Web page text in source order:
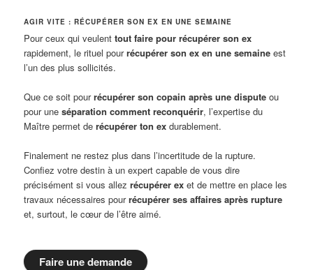
AGIR VITE : RÉCUPÉRER SON EX EN UNE SEMAINE
Pour ceux qui veulenttout faire pour récupérer son ex
rapidement, le rituel pourrécupérer son ex en une semaine est
l’un des plus sollicités.
Que ce soit pourrécupérer son copain après une dispute ou
pour uneséparation comment reconquérir, l’expertise du
Maître permet derécupérer ton ex durablement.
Finalement ne restez plus dans l’incertitude de la rupture.
Confiez votre destin à un expert capable de vous dire
précisément si vous allezrécupérer ex et de mettre en place les
travaux nécessaires pourrécupérer ses affaires après rupture
et, surtout, le cœur de l’être aimé.
Faire une demande